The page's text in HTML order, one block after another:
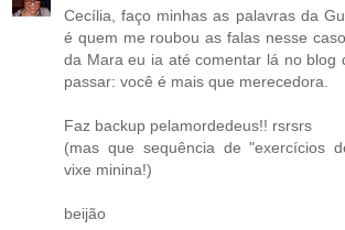
Cecília, faço minhas as palavras da
é quem me roubou as falas nesse
da Mara eu ia até comentar lá no blog
passar: você é mais que merecedora.
Faz backup pelamordedeus!! rsrsrs
(mas que sequência de "exercícios
vixe minina!)
beijão